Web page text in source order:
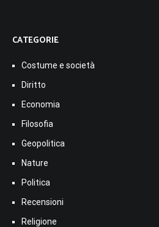
CATEGORIE
Costume e società
Diritto
Economia
Filosofia
Geopolitica
Nature
Politica
Recensioni
Religione